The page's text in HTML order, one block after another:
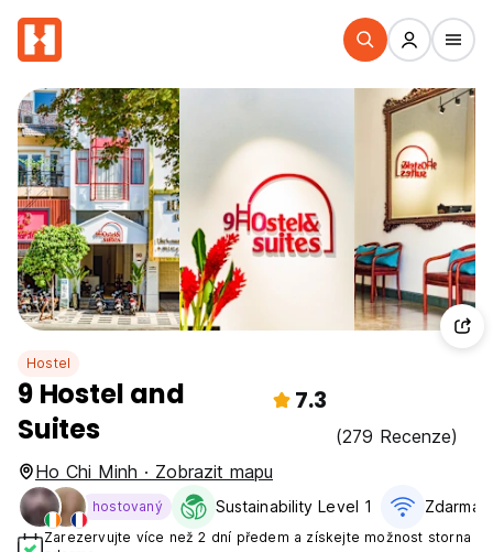
Hostel
9 Hostel and
Suites
7.3
(279 Recenze)
Ho Chi Minh · Zobrazit mapu
hostovaný Sustainability Level 1 Zdarma
Zarezervujte více než 2 dní předem a získejte možnost storna